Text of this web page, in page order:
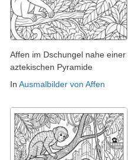
Affen im Dschungel nahe einer
aztekischen Pyramide
In Ausmalbilder von Affen